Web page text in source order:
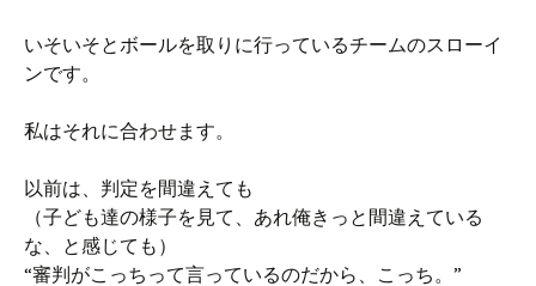
いそいそとボールを取りに行っているチームのスローイ
ンです。
私はそれに合わせます。
以前は、判定を間違えても
（子ども達の様子を見て、あれ俺きっと間違えている
な、と感じても）
“審判がこっちって言っているのだから、こっち。”